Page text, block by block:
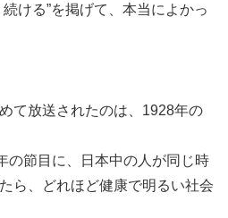
ける”を掲げて、本当によかっ
て放送されたのは、1928年の
の節目に、日本中の人が同じ時
ら、どれほど健康で明るい社会